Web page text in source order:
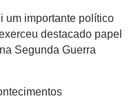
um importante político
destacado papel
Segunda Guerra